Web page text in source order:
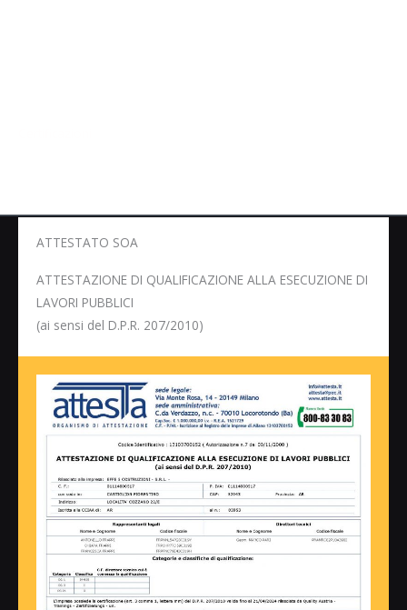
ATTESTATO SOA
ATTESTAZIONE DI QUALIFICAZIONE ALLA ESECUZIONE DI
LAVORI PUBBLICI
(ai sensi del D.P.R. 207/2010)